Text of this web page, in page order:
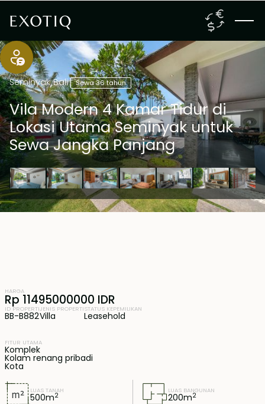
Seminyak,Bali Sewa 36 tahun
Vila Modern 4 Kamar Tidur di
Lokasi Utama Seminyak untuk
Sewa Jangka Panjang
LUAS TANAH
500m2
LUAS BANGUNAN
200m2
HARGA
Rp 11495000000 IDR
ID PROPERTI
BB-B882
JENIS PROPERTI
Villa
STATUS KEPEMILIKAN
Leasehold
FITUR UTAMA
Komplek
Kolam renang pribadi
Kota